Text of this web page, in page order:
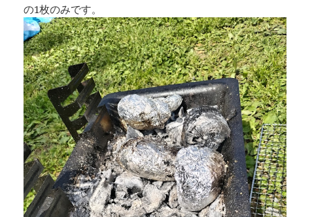
の1枚のみです。